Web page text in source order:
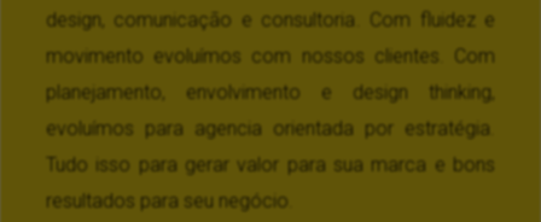
design, comunicação e consultoria. Com fluidez e
movimento evoluímos com nossos clientes. Com
planejamento, envolvimento e design thinking,
evoluímos para agencia orientada por estratégia.
Tudo isso para gerar valor para sua marca e bons
resultados para seu negócio.